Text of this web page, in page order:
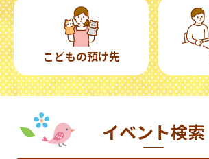
こどもの預け先
イベント検索